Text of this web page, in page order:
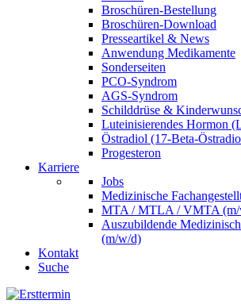
Broschüren-Bestellung
Broschüren-Download
Presseartikel & News
Anwendung Medikamente
Sonderseiten
PCO-Syndrom
AGS-Syndrom
Schilddrüse &
Luteinisierendes Hormon
Östradiol (17-Beta-
Progesteron
Karriere
Jobs
Medizinische
MTA / MTLA / VMTA
Auszubildende
(m/w/d)
Kontakt
Suche